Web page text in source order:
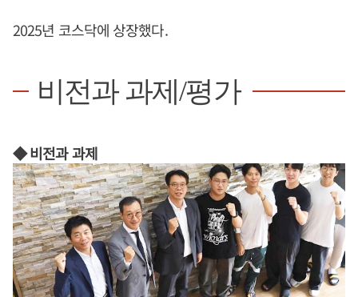
2025년 코스닥에 상장했다.
비전과 과제/평가
◆ 비전과 과제